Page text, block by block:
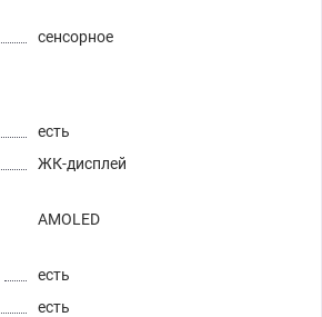
сенсорное
есть
ЖК-дисплей
AMOLED
есть
есть